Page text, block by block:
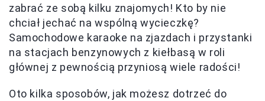
zabrać ze sobą kilku znajomych! Kto by nie
chciał jechać na wspólną wycieczkę?
Samochodowe karaoke na zjazdach i przystanki
na stacjach benzynowych z kiełbasą w roli
głównej z pewnością przyniosą wiele radości!
Oto kilka sposobów, jak możesz dotrzeć do